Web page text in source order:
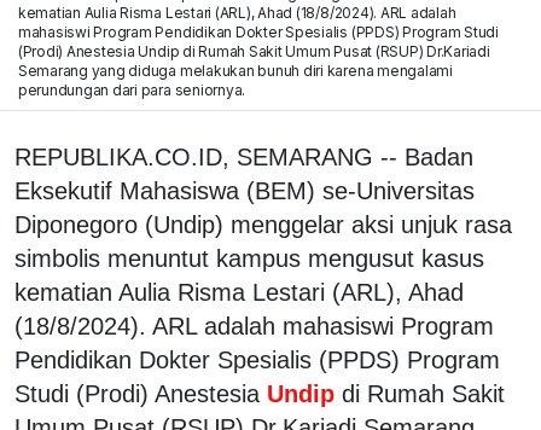
kematian Aulia Risma Lestari (ARL), Ahad (18/8/2024). ARL adalah
mahasiswi Program Pendidikan Dokter Spesialis (PPDS) Program Studi
(Prodi) Anestesia Undip di Rumah Sakit Umum Pusat (RSUP) Dr.Kariadi
Semarang yang diduga melakukan bunuh diri karena mengalami
perundungan dari para seniornya.
REPUBLIKA.CO.ID, SEMARANG -- Badan
Eksekutif Mahasiswa (BEM) se-Universitas
Diponegoro (Undip) menggelar aksi unjuk rasa
simbolis menuntut kampus mengusut kasus
kematian Aulia Risma Lestari (ARL), Ahad
(18/8/2024). ARL adalah mahasiswi Program
Pendidikan Dokter Spesialis (PPDS) Program
Studi (Prodi) Anestesia Undip di Rumah Sakit